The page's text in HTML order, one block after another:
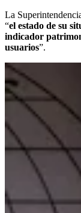
La
“el estado de su
indicador
usuarios”.